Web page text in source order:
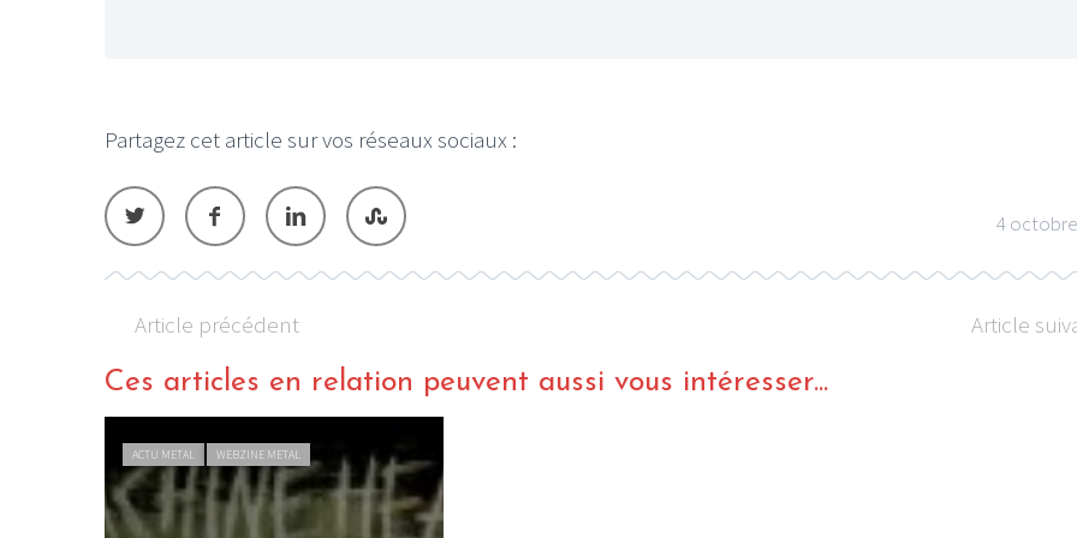
Partagez cet article sur vos réseaux sociaux :
4
Article précédent Article
Ces articles en relation peuvent aussi vous intéresser...
ACTU METAL WEBZINE METAL